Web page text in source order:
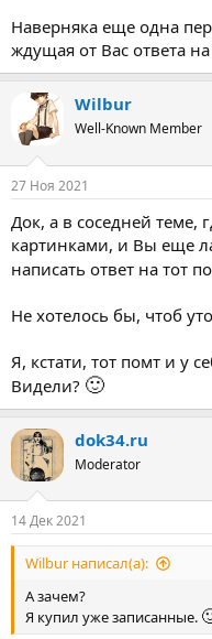
Наверняка еще одна
ждущая от Вас ответа
Wilbur
Well-Known Member
27 Ноя 2021
Док, а в соседней теме,
картинками, и Вы еще
написать ответ на тот
Не хотелось бы, чтоб
Я, кстати, тот помт и у
Видели? 🙂
dok34.ru
Moderator
14 Дек 2021
Wilbur написал(а):
А зачем?
Я купил уже записанные.